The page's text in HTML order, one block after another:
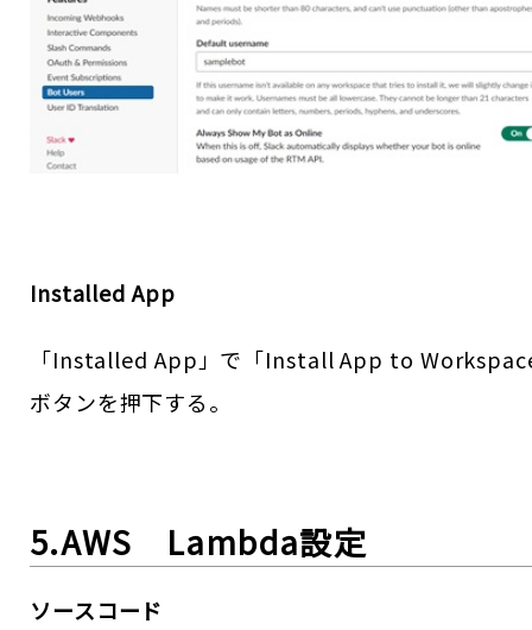
Installed App
「Installed App」で「Install App to
ボタンを押下する。
5.AWS Lambda設定
ソースコード